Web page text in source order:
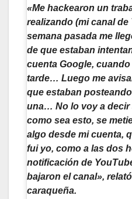
«Me hackearon un
realizando (mi canal de
semana pasada me
de que estaban
cuenta Google,
tarde… Luego me
que estaban
una… No lo voy a decir
como sea esto, se
algo desde mi cuenta,
fui yo, como a las dos
notificación de
bajaron el canal»,
caraqueña.